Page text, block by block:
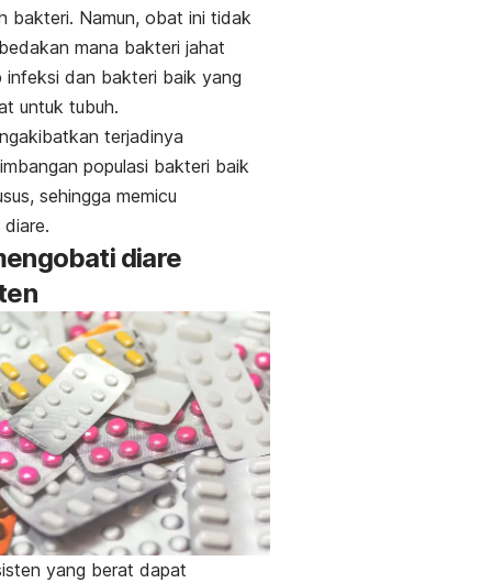
bakteri. Namun, obat ini tidak
mana bakteri jahat
infeksi dan bakteri baik yang
untuk tubuh.
terjadinya
populasi bakteri baik
sehingga memicu
diare
yang berat dapat